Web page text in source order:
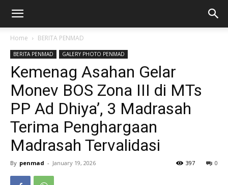
Home BERITA PENMAD
BERITA PENMAD GALERY PHOTO PENMAD
Kemenag Asahan Gelar
Monev BOS Zona III di MTs
PP Ad Dhiya’, 3 Madrasah
Terima Penghargaan
Madrasah Tervalidasi
By penmad - January 19, 2026 0
397